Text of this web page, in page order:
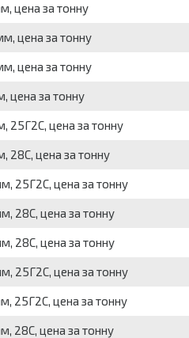
цена за тонну
цена за тонну
цена за тонну
цена за тонну
25Г2С, цена за тонну
28С, цена за тонну
25Г2С, цена за тонну
28С, цена за тонну
28С, цена за тонну
25Г2С, цена за тонну
25Г2С, цена за тонну
28С, цена за тонну